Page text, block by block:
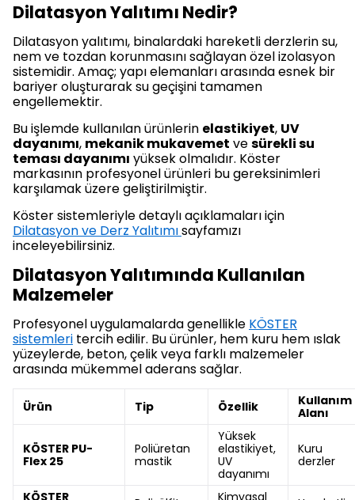
Dilatasyon Yalıtımı Nedir?
Dilatasyon yalıtımı, binalardaki hareketli derzlerin su,
nem ve tozdan korunmasını sağlayan özel izolasyon
sistemidir. Amaç; yapı elemanları arasında esnek bir
bariyer oluşturarak su geçişini tamamen
engellemektir.
Bu işlemde kullanılan ürünlerin elastikiyet, UV
dayanımı, mekanik mukavemet vesürekli su
teması dayanımı yüksek olmalıdır. Köster
markasının profesyonel ürünleri bu gereksinimleri
karşılamak üzere geliştirilmiştir.
Köster sistemleriyle detaylı açıklamaları için
Dilatasyon ve Derz Yalıtımısayfamızı
inceleyebilirsiniz.
Dilatasyon Yalıtımında Kullanılan
Malzemeler
Profesyonel uygulamalarda genellikle KÖSTER
sistemleri tercih edilir. Bu ürünler, hem kuru hem ıslak
yüzeylerde, beton, çelik veya farklı malzemeler
arasında mükemmel aderans sağlar.
Ürün Tip Özellik
Kullanım
Alanı
KÖSTER PU-
Flex 25
Poliüretan
mastik
Yüksek
elastikiyet,
UV
dayanımı
Kuru
derzler